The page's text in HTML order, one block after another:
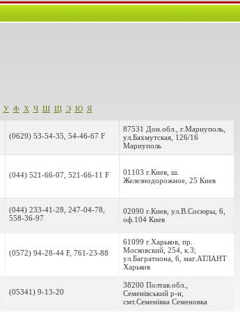
У Ф Х Ч Ш Щ Э Ю Я
(0629) 53-54-35, 54-46-67 F
87531 Дон.обл., г.Мариуполь,
ул.Бахмутская, 126/16
Мариуполь
(044) 521-66-07, 521-66-11 F
01103 г.Киев, ш.
Железнодорожное, 25 Киев
(044) 233-41-28, 247-04-78,
558-36-97
02090 г.Киев, ул.В.Сосюры, 6,
оф.104 Киев
(0572) 94-28-44 F, 761-23-88
61099 г.Харьков, пр.
Московский, 254, к.3;
ул.Багратиона, 6, маг.АТЛАНТ
Харьков
(05341) 9-13-20
38200 Полтав.обл.,
Семенівський р-н,
смт.Семенівка Семеновка